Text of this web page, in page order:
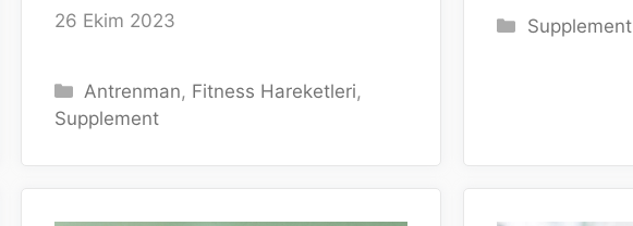
26 Ekim 2023
Kategoriler
Antrenman, Fitness Hareketleri,
Supplement
Kategoriler
Supplement